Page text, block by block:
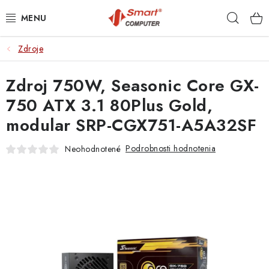
na
NOTEBOOKY
MOBILNÉ ZARIADENIA
PC A KOMPONENTY
PERIFÉRIE
Zdroje
Zdroj 750W, Seasonic Core GX-
750 ATX 3.1 80Plus Gold,
modular SRP-CGX751-A5A32SF
Neohodnotené Podrobnosti hodnotenia